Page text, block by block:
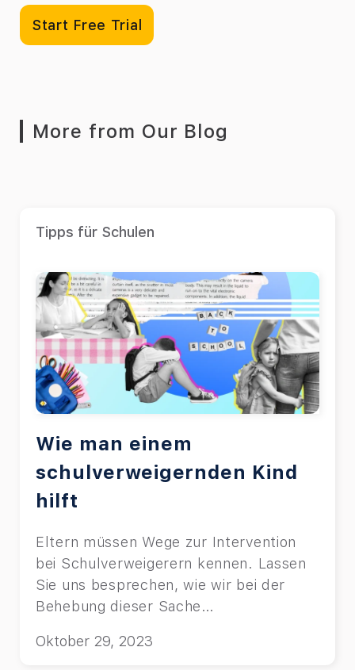
Start Free Trial
More from Our Blog
Tipps für Schulen
Wie man einem
schulverweigernden Kind
hilft
Eltern müssen Wege zur Intervention
bei Schulverweigerern kennen. Lassen
Sie uns besprechen, wie wir bei der
Behebung dieser Sache
Oktober 29, 2023